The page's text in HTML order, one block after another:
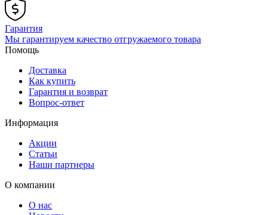
Гарантия
Мы гарантируем качество отгружаемого товара
Помощь
Доставка
Как купить
Гарантия и возврат
Вопрос-ответ
Информация
Акции
Статьи
Наши партнеры
О компании
О нас